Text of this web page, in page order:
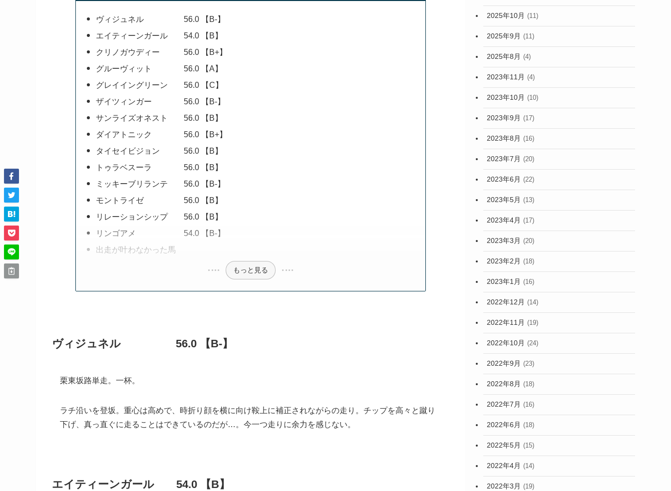
ヴィジュネル 56.0 【B-】
エイティーンガール 54.0 【B】
クリノガウディー 56.0 【B+】
グルーヴィット 56.0 【A】
グレイイングリーン 56.0 【C】
ザイツィンガー 56.0 【B-】
サンライズオネスト 56.0 【B】
ダイアトニック 56.0 【B+】
タイセイビジョン 56.0 【B】
トゥラベスーラ 56.0 【B】
ミッキーブリランテ 56.0 【B-】
モントライゼ 56.0 【B】
リレーションシップ 56.0 【B】
リンゴアメ 54.0 【B-】
出走が叶わなかった馬
もっと見る
ヴィジュネル 56.0 【B-】
栗東坂路単走。一杯。
ラチ沿いを登坂。重心は高めで、時折り顔を横に向け鞍上に補正されながらの走り。チップを高々と蹴り
下げ、真っ直ぐに走ることはできているのだが…。今一つ走りに余力を感じない。
エイティーンガール 54.0 【B】
2025年10月 (11)
2025年9月 (11)
2025年8月 (4)
2023年11月 (4)
2023年10月 (10)
2023年9月 (17)
2023年8月 (16)
2023年7月 (20)
2023年6月 (22)
2023年5月 (13)
2023年4月 (17)
2023年3月 (20)
2023年2月 (18)
2023年1月 (16)
2022年12月 (14)
2022年11月 (19)
2022年10月 (24)
2022年9月 (23)
2022年8月 (18)
2022年7月 (16)
2022年6月 (18)
2022年5月 (15)
2022年4月 (14)
2022年3月 (19)